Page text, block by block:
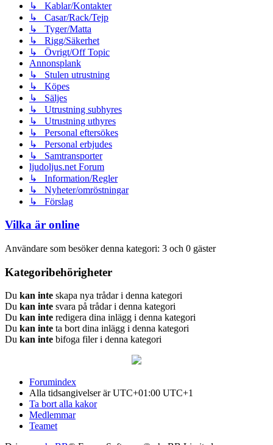
↳ Kablar/Kontakter
↳ Casar/Rack/Tejp
↳ Tyger/Matta
↳ Rigg/Säkerhet
↳ Övrigt/Off Topic
Annonsplank
↳ Stulen utrustning
↳ Köpes
↳ Säljes
↳ Utrustning subhyres
↳ Utrustning uthyres
↳ Personal eftersökes
↳ Personal erbjudes
↳ Samtransporter
ljudoljus.net Forum
↳ Information/Regler
↳ Nyheter/omröstningar
↳ Förslag
Vilka är online
Användare som besöker denna kategori: 3 och 0 gäster
Kategoribehörigheter
Du kan inte skapa nya trådar i denna kategori
Du kan inte svara på trådar i denna kategori
Du kan inte redigera dina inlägg i denna kategori
Du kan inte ta bort dina inlägg i denna kategori
Du kan inte bifoga filer i denna kategori
Forumindex
Alla tidsangivelser är UTC+01:00 UTC+1
Ta bort alla kakor
Medlemmar
Teamet